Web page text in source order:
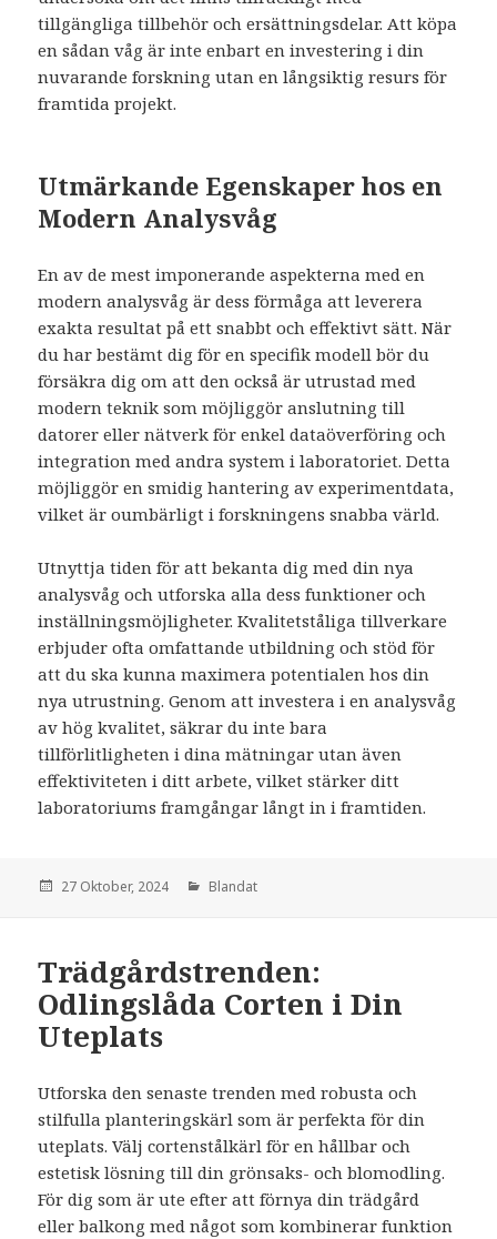
tillgängliga tillbehör och ersättningsdelar. Att köpa
en sådan våg är inte enbart en investering i din
nuvarande forskning utan en långsiktig resurs för
framtida projekt.
Utmärkande Egenskaper hos en
Modern Analysvåg
En av de mest imponerande aspekterna med en
modern analysvåg är dess förmåga att leverera
exakta resultat på ett snabbt och effektivt sätt. När
du har bestämt dig för en specifik modell bör du
försäkra dig om att den också är utrustad med
modern teknik som möjliggör anslutning till
datorer eller nätverk för enkel dataöverföring och
integration med andra system i laboratoriet. Detta
möjliggör en smidig hantering av experimentdata,
vilket är oumbärligt i forskningens snabba värld.
Utnyttja tiden för att bekanta dig med din nya
analysvåg och utforska alla dess funktioner och
inställningsmöjligheter. Kvalitetståliga tillverkare
erbjuder ofta omfattande utbildning och stöd för
att du ska kunna maximera potentialen hos din
nya utrustning. Genom att investera i en analysvåg
av hög kvalitet, säkrar du inte bara
tillförlitligheten i dina mätningar utan även
effektiviteten i ditt arbete, vilket stärker ditt
laboratoriums framgångar långt in i framtiden.
den
27 Oktober, 2024 Kategorier:
Blandat
Trädgårdstrenden:
Odlingslåda Corten i Din
Uteplats
Utforska den senaste trenden med robusta och
stilfulla planteringskärl som är perfekta för din
uteplats. Välj cortenstålkärl för en hållbar och
estetisk lösning till din grönsaks- och blomodling.
För dig som är ute efter att förnya din trädgård
eller balkong med något som kombinerar funktion